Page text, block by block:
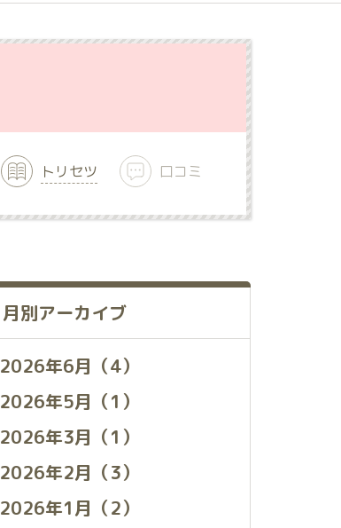
トリセツ 口コミ
月別アーカイブ
2026年6月（4）
2026年5月（1）
2026年3月（1）
2026年2月（3）
2026年1月（2）